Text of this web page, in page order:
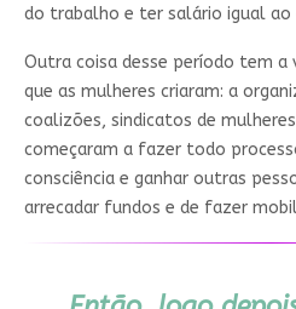
do trabalho e ter salário igual ao
Outra coisa desse período tem
que as mulheres criaram: a
coalizões, sindicatos de
começaram a fazer todo
consciência e ganhar outras
arrecadar fundos e de fazer